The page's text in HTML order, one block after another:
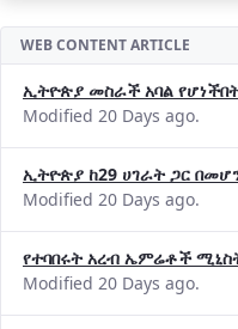
WEB CONTENT ARTICLE
ኢትዮጵያ መስራች አባል
Modified 20 Days ago.
ኢትዮጵያ ከ29 ሀገራት ጋር
Modified 20 Days ago.
የተባበሩት አረብ ኤምሬቶች
Modified 20 Days ago.